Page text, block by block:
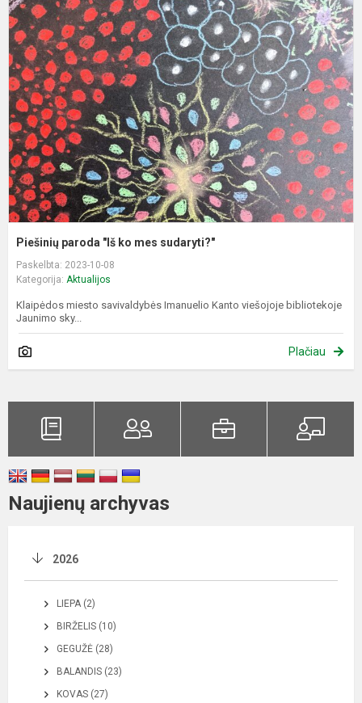
Piešinių paroda "Iš ko mes sudaryti?"
Paskelbta: 2023-10-08
Kategorija: Aktualijos
Klaipėdos miesto savivaldybės Imanuelio Kanto viešojoje bibliotekoje
Jaunimo sky...
Plačiau
Naujienų archyvas
2026
LIEPA (2)
BIRŽELIS (10)
GEGUŽĖ (28)
BALANDIS (23)
KOVAS (27)